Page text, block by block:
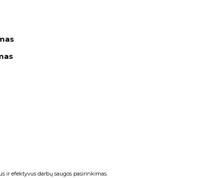
ir efektyvus darbų saugos pasirinkimas.